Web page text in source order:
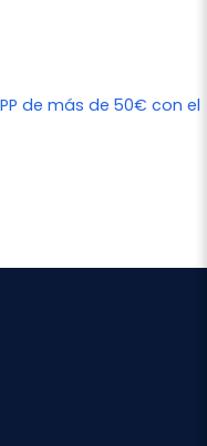
de más de 50€ con el